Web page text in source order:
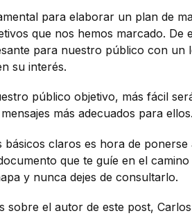
para elaborar un plan de
que nos hemos marcado. De
para nuestro público con un
su interés.
público objetivo, más fácil
más adecuados para ellos.
claros es hora de ponerse
que te guíe en el camino
y nunca dejes de consultarlo.
sobre el autor de este post, Carlos